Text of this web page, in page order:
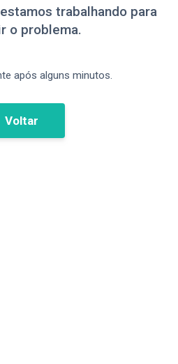
trabalhando para
o problema.
após alguns minutos.
Voltar